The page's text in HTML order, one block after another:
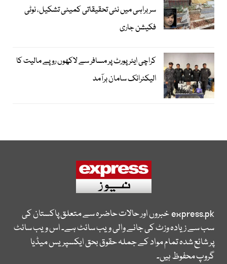
سربراہی میں نئی تحقیقاتی کمیٹی تشکیل، نوٹی
فکیشن جاری
کراچی ایئرپورٹ پر مسافر سے لاکھوں روپے مالیت کا
الیکٹرانک سامان برآمد
express.pkخبروں اور حالات حاضرہ سے متعلق پاکستان کی
سب سے زیادہ وزٹ کی جانے والی ویب سائٹ ہے۔ اس ویب سائٹ
پر شائع شدہ تمام مواد کے جملہ حقوق بحق ایکسپریس میڈیا
گروپ محفوظ ہیں۔